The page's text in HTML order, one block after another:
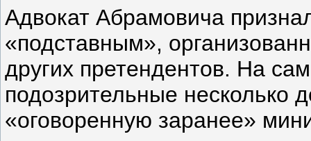
Адвокат Абрамовича
«подставным»,
других претендентов. На
подозрительные несколько
«оговоренную заранее»